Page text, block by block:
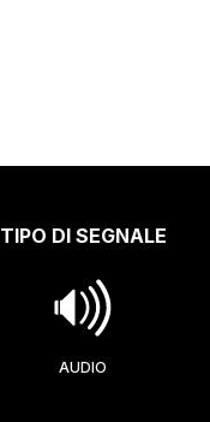
TIPO DI SEGNALE
AUDIO